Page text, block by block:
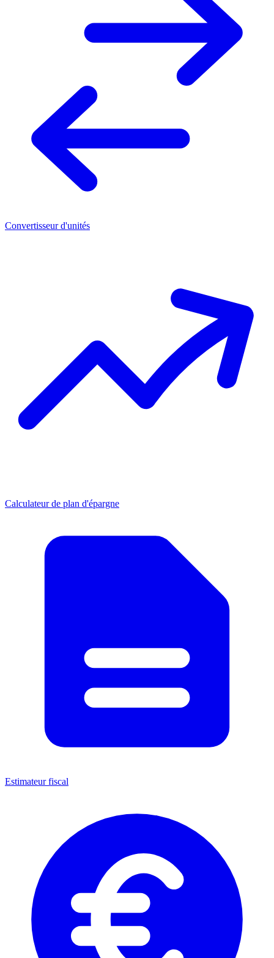
Convertisseur d'unités
Calculateur de plan d'épargne
Estimateur fiscal